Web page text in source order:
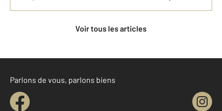
Voir tous les articles
Parlons de vous, parlons biens